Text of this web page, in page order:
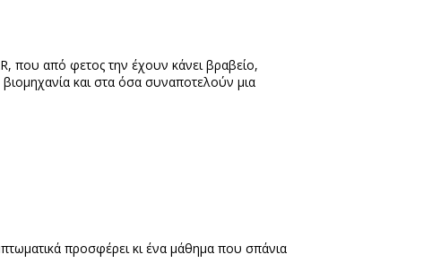
, που από φετος την έχουν κάνει βραβείο,
και στα όσα συναποτελούν μια
προσφέρει κι ένα μάθημα που σπάνια